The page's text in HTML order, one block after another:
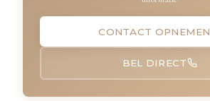
CONTACT OPNEMEN
BEL DIRECT